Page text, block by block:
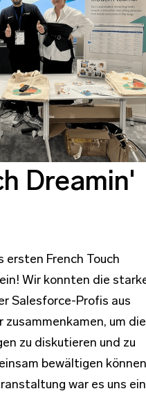
Dreamin'
ersten French Touch
Wir konnten die
Salesforce-Profis aus
zusammenkamen, um die
zu diskutieren und zu
bewältigen
war es uns